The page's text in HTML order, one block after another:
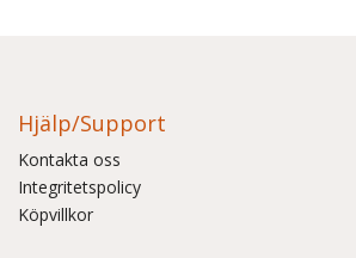
Hjälp/Support
Kontakta oss
Integritetspolicy
Köpvillkor